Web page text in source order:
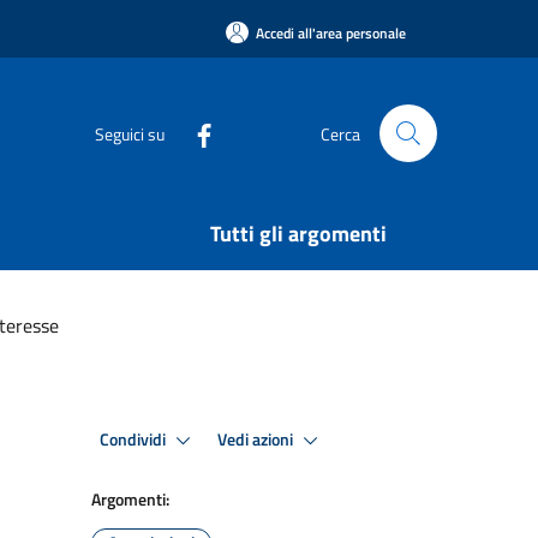
Accedi all'area personale
Seguici su Cerca
Tutti gli argomenti
Condividi Vedi azioni
Argomenti: